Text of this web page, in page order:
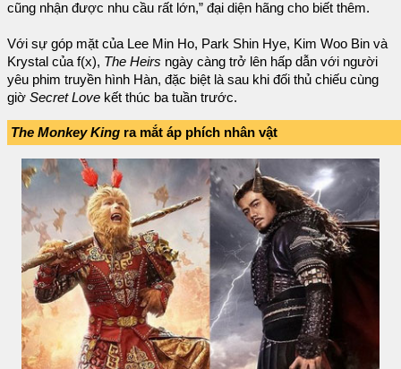
cũng nhận được nhu cầu rất lớn,” đại diện hãng cho biết thêm.
Với sự góp mặt của Lee Min Ho, Park Shin Hye, Kim Woo Bin và
Krystal của f(x), The Heirs ngày càng trở lên hấp dẫn với người
yêu phim truyền hình Hàn, đặc biệt là sau khi đối thủ chiếu cùng
giờ Secret Love kết thúc ba tuần trước.
The Monkey King ra mắt áp phích nhân vật